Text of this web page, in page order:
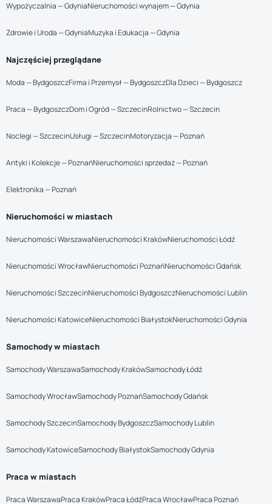
Wypożyczalnia — GdyniaNieruchomości wynajem — Gdynia
Zdrowie i Uroda — GdyniaMuzyka i Edukacja — Gdynia
Najczęściej przeglądane
Moda — BydgoszczFirma i Przemysł — BydgoszczDla Dzieci — Bydgoszcz
Praca — BydgoszczDom i Ogród — SzczecinRolnictwo — Szczecin
Noclegi — SzczecinUsługi — SzczecinMotoryzacja — Poznań
Antyki i Kolekcje — PoznańNieruchomości sprzedaż — Poznań
Elektronika — Poznań
Nieruchomości w miastach
Nieruchomości WarszawaNieruchomości KrakówNieruchomości Łódź
Nieruchomości WrocławNieruchomości PoznańNieruchomości Gdańsk
Nieruchomości SzczecinNieruchomości BydgoszczNieruchomości Lublin
Nieruchomości KatowiceNieruchomości BiałystokNieruchomości Gdynia
Samochody w miastach
Samochody WarszawaSamochody KrakówSamochody Łódź
Samochody WrocławSamochody PoznańSamochody Gdańsk
Samochody SzczecinSamochody BydgoszczSamochody Lublin
Samochody KatowiceSamochody BiałystokSamochody Gdynia
Praca w miastach
Praca WarszawaPraca KrakówPraca ŁódźPraca WrocławPraca Poznań